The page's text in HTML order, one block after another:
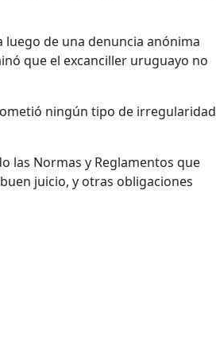
de una denuncia anónima
que el excanciller uruguayo no
ningún tipo de irregularidad
las Normas y Reglamentos que
juicio, y otras obligaciones